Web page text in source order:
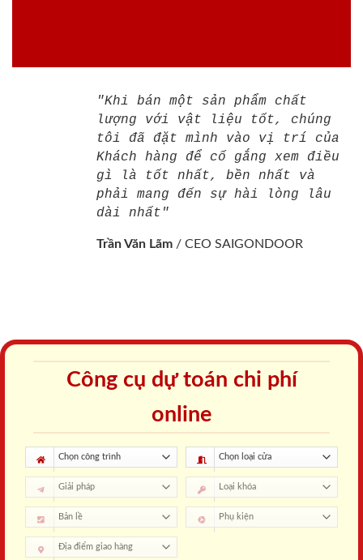
"Khi bán một sản phẩm chất
lượng với vật liệu tốt, chúng
tôi đã đặt mình vào vị trí của
Khách hàng để cố gắng xem điều
gì là tốt nhất, bền nhất và
phải mang đến sự hài lòng lâu
dài nhất"
Trần Văn Lãm / CEO SAIGONDOOR
Công cụ dự toán chi phí
online